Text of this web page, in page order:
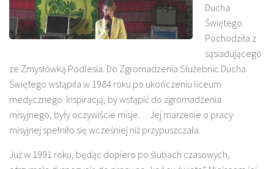
Ducha
Świętego.
Pochodziła z
sąsiadującego
ze Zmysłówką Podlesia. Do Zgromadzenia Służebnic Ducha
Świętego wstąpiła w 1984 roku po ukończeniu liceum
medycznego. Inspiracją, by wstąpić do zgromadzenia
misyjnego, były oczywiście misje… Jej marzenie o pracy
misyjnej spełniło się wcześniej niż przypuszczała.
Już w 1991 roku, będąc dopiero po ślubach czasowych,